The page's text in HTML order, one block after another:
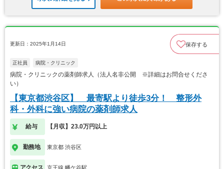
更新日：2025年1月14日 保存する
正社員 病院・クリニック
病院・クリニックの薬剤師求人（法人名非公開 ※詳細はお問合せくださ
い）
【東京都渋谷区】 最寄駅より徒歩3分！ 整形外
科・外科に強い病院の薬剤師求人
給与 【月収】23.0万円以上
勤務地 東京都 渋谷区
京王線 幡ケ谷駅